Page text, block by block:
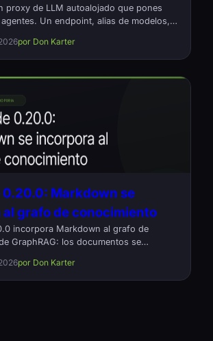
proxy de LLM autoalojado que pones
Un endpoint, alias de modelos,
y cuánto costó. Código abierto, Rust,
por Don Karter
0.20.0: Markdown se
grafo de conocimiento
incorpora Markdown al grafo de
GraphRAG: los documentos se
corrige relaciones que desaparecían
grandes y reduce a la mitad la
por Don Karter